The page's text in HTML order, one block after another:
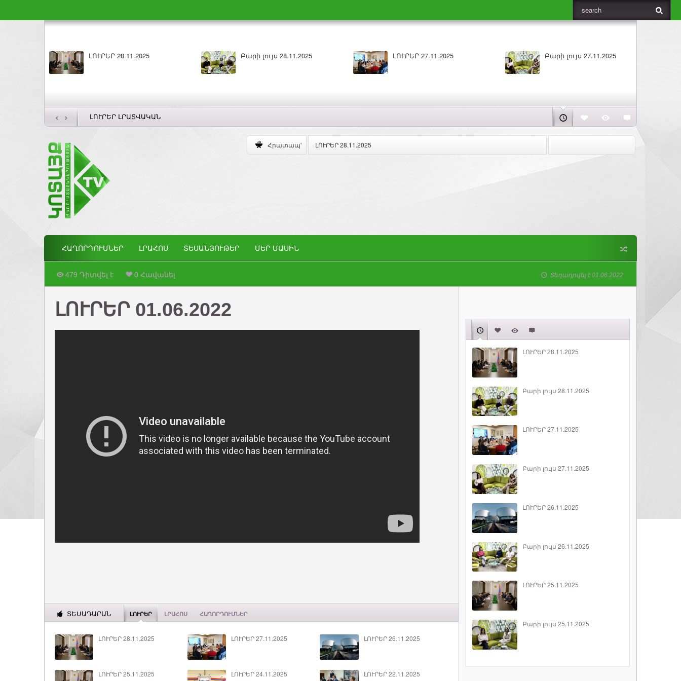
ԼՈՒՐԵՐ 27.11.2025 Բարի լույս 27.11.2025 ԼՈՒՐԵՐ 26.11.2025 Բարի լույս 26.11.2025 ԼՈՒՐԵՐ 25.11.2025
‹ › ԼՈՒՐԵՐ ԼՐԱՏՎԱԿԱՆ
Հրատապ' ԼՈՒՐԵՐ 28.11.2025
ՀԱՂՈՐԴՈՒՄՆԵՐ ԼՐԱՀՈՍ ՏԵՍԱՆՅՈՒԹԵՐ ՄԵՐ ՄԱՍԻՆ
479 Դիտվել է 0 Հավանել Տեղադրվել է 01.06.2022
ԼՈՒՐԵՐ 01.06.2022
ՏԵՍԱԴԱՐԱՆ ԼՈՒՐԵՐ ԼՐԱՀՈՍ ՀԱՂՈՐԴՈՒՄՆԵՐ
ԼՈՒՐԵՐ 28.11.2025 ԼՈՒՐԵՐ 27.11.2025 ԼՈՒՐԵՐ 26.11.2025
ԼՈՒՐԵՐ 25.11.2025 ԼՈՒՐԵՐ 24.11.2025 ԼՈՒՐԵՐ 22.11.2025
ԼՈՒՐԵՐ 28.11.2025
Բարի լույս 28.11.2025
ԼՈՒՐԵՐ 27.11.2025
Բարի լույս 27.11.2025
ԼՈՒՐԵՐ 26.11.2025
Բարի լույս 26.11.2025
ԼՈՒՐԵՐ 25.11.2025
Բարի լույս 25.11.2025